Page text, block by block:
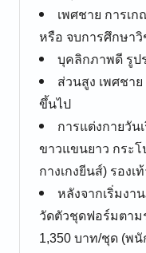
เพศชาย การเ
หรือ จบการศึกษา
บุคลิกภาพดี รูป
ส่วนสูง เพศชา
ขึ้นไป
การแต่งกายวัน
ขาวแขนยาว กระโ
กางเกงยีนส์) รอง
หลังจากเริ่มงา
วัดตัวชุดฟอร์มตาม
1,350 บาท/ชุด (พนั